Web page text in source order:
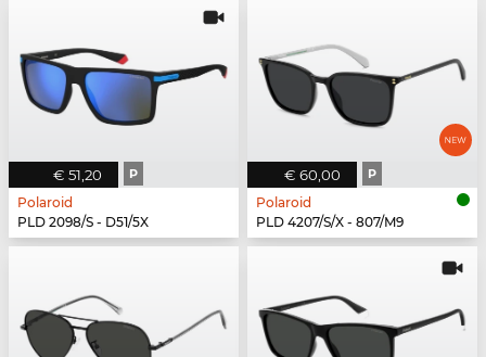
€ 51,20 P
Polaroid
PLD 2098/S - D51/5X
€ 60,00 P
Polaroid
PLD 4207/S/X - 807/M9